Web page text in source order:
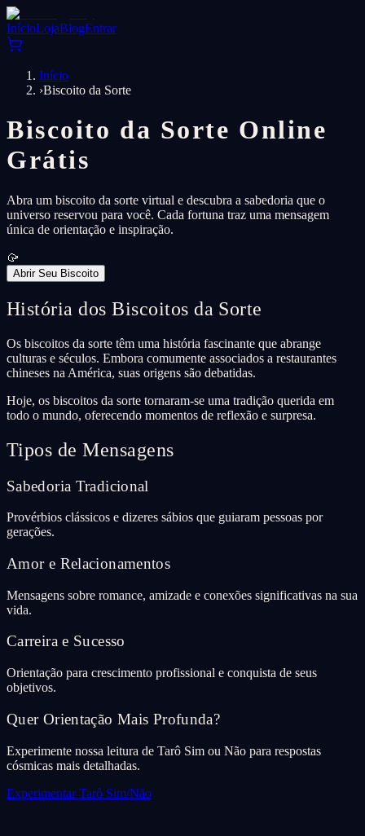
InícioLojaBlogEntrar
Início
›Biscoito da Sorte
Biscoito da Sorte Online
Grátis
Abra um biscoito da sorte virtual e descubra a sabedoria que o
universo reservou para você. Cada fortuna traz uma mensagem
única de orientação e inspiração.
🥠
Abrir Seu Biscoito
História dos Biscoitos da Sorte
Os biscoitos da sorte têm uma história fascinante que abrange
culturas e séculos. Embora comumente associados a restaurantes
chineses na América, suas origens são debatidas.
Hoje, os biscoitos da sorte tornaram-se uma tradição querida em
todo o mundo, oferecendo momentos de reflexão e surpresa.
Tipos de Mensagens
Sabedoria Tradicional
Provérbios clássicos e dizeres sábios que guiaram pessoas por
gerações.
Amor e Relacionamentos
Mensagens sobre romance, amizade e conexões significativas na sua
vida.
Carreira e Sucesso
Orientação para crescimento profissional e conquista de seus
objetivos.
Quer Orientação Mais Profunda?
Experimente nossa leitura de Tarô Sim ou Não para respostas
cósmicas mais detalhadas.
Experimentar Tarô Sim/Não